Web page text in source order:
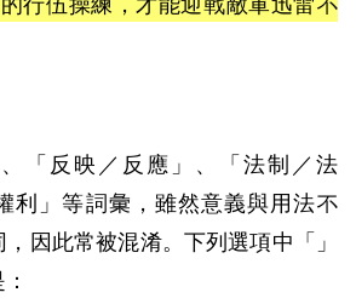
、「反映／反應」、「法制／法
利」等詞彙，雖然意義與用法不
因此常被混淆。下列選項中「」